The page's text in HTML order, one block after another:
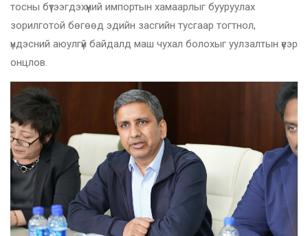
тосны бүтээгдэхүүний импортын хамаарлыг бууруулах
зорилготой бөгөөд эдийн засгийн тусгаар тогтнол,
үндэсний аюулгүй байдалд маш чухал болохыг уулзалтын үеэр
онцлов.